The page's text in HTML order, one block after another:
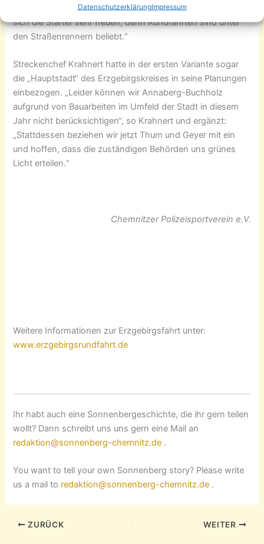
DatenschutzerklärungImpressum
mehr Pro als Contra. Vor allem gehen wir davon aus, dass
sich die Starter sehr freuen, denn Rundfahrten sind unter
den Straßenrennern beliebt.“
Streckenchef Krahnert hatte in der ersten Variante sogar
die „Hauptstadt“ des Erzgebirgskreises in seine Planungen
einbezogen. „Leider können wir Annaberg-Buchholz
aufgrund von Bauarbeiten im Umfeld der Stadt in diesem
Jahr nicht berücksichtigen“, so Krahnert und ergänzt:
„Stattdessen beziehen wir jetzt Thum und Geyer mit ein
und hoffen, dass die zuständigen Behörden uns grünes
Licht erteilen.“
Chemnitzer Polizeisportverein e.V.
Weitere Informationen zur Erzgebirgsfahrt unter:
www.erzgebirgsrundfahrt.de
Ihr habt auch eine Sonnenbergeschichte, die ihr gern teilen
wollt? Dann schreibt uns uns gern eine Mail an
redaktion@sonnenberg-chemnitz.de .
You want to tell your own Sonnenberg story? Please write
us a mail to redaktion@sonnenberg-chemnitz.de .
ZURÜCK WEITER